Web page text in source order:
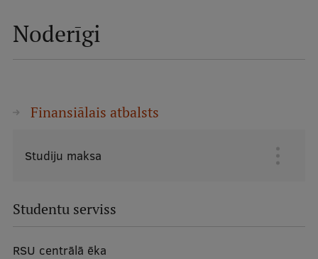
Noderīgi
Finansiālais atbalsts
Galvenā
Studiju maksa
Studentu serviss
RSU centrālā ēka